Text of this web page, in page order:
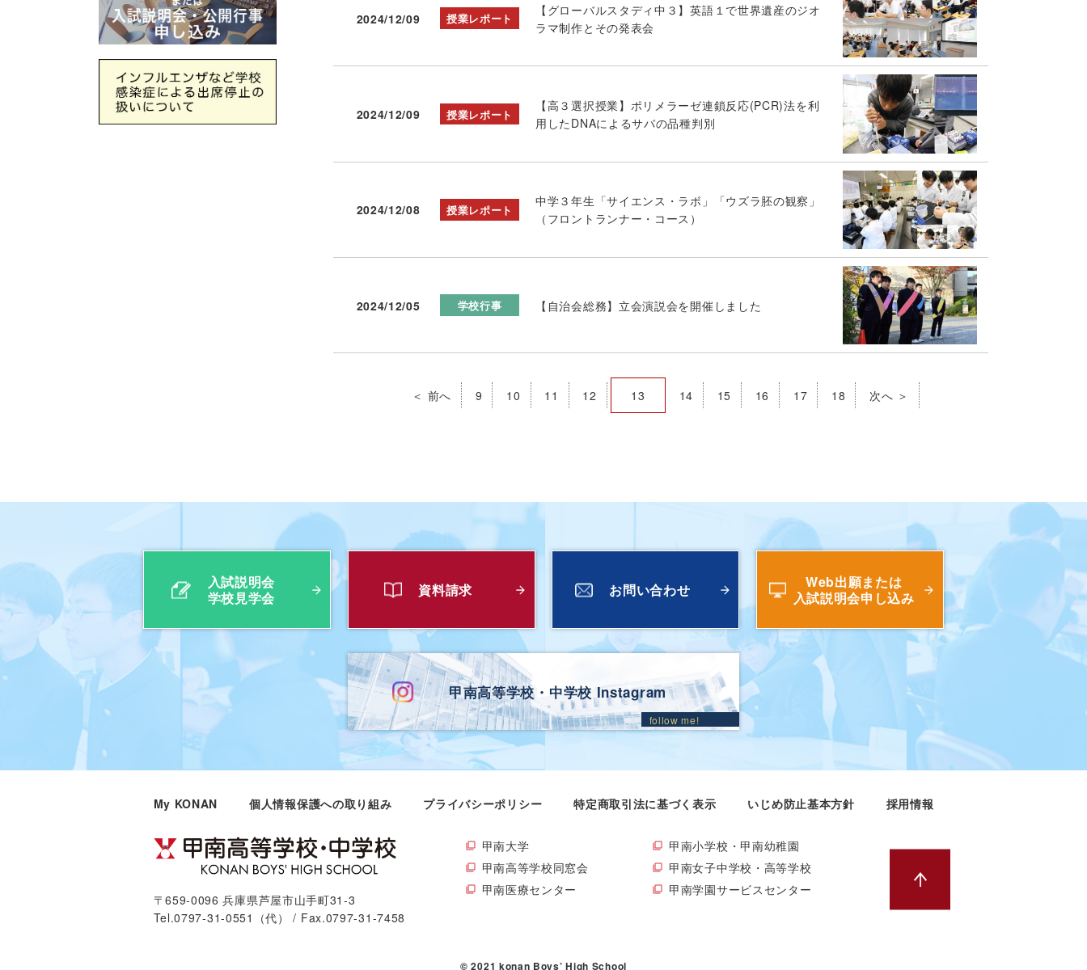
2024/12/09 授業レポート
【グローバルスタディ中３】英語１で世界遺産のジオ
ラマ制作とその発表会
2024/12/09 授業レポート
【高３選択授業】ポリメラーゼ連鎖反応(PCR)法を利
用したDNAによるサバの品種判別
2024/12/08 授業レポート
中学３年生「サイエンス・ラボ」「ウズラ胚の観察」
（フロントランナー・コース）
2024/12/05 学校行事 【自治会総務】立会演説会を開催しました
＜ 前へ 9 10 11 12 13 14 15 16 17 18 次へ ＞
入試説明会
学校見学会
資料請求 お問い合わせ
Web出願または
入試説明会申し込み
甲南高等学校・中学校 Instagram
My KONAN 個人情報保護への取り組み プライバシーポリシー 特定商取引法に基づく表示 いじめ防止基本方針 採用情報
甲南大学
甲南高等学校同窓会
甲南医療センター
甲南小学校・甲南幼稚園
甲南女子中学校・高等学校
甲南学園サービスセンター
〒659-0096 兵庫県芦屋市山手町31-3
Tel.0797-31-0551（代） / Fax.0797-31-7458
© 2021 konan Boys’ High School